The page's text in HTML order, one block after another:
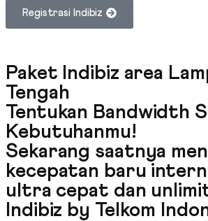
Registrasi Indibiz
Paket Indibiz area
Tengah
Tentukan Bandwidth
Kebutuhanmu!
Sekarang saatnya
kecepatan baru
ultra cepat dan
Indibiz by Telkom